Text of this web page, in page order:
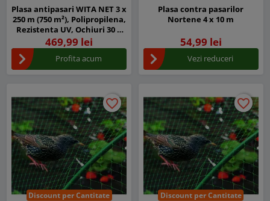
Plasa antipasari WITA NET 3 x
250 m (750 m²), Polipropilena,
Rezistenta UV, Ochiuri 30 x
30 mm
469,99 lei
Profita acum
Plasa contra pasarilor
Nortene 4 x 10 m
54,99 lei
Vezi reduceri
Discount per Cantitate
favorite_border
favorite_border
Discount per Cantitate
favorite_border
favorite_border